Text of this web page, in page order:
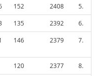
152 2408
5.
135 2392
6.
146 2379 7.
120 2377
8.